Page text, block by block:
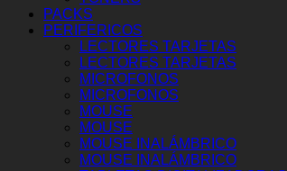
PACKS
PERIFERICOS
LECTORES TARJETAS
LECTORES TARJETAS
MICROFONOS
MICROFONOS
MOUSE
MOUSE
MOUSE INALÁMBRICO
MOUSE INALÁMBRICO